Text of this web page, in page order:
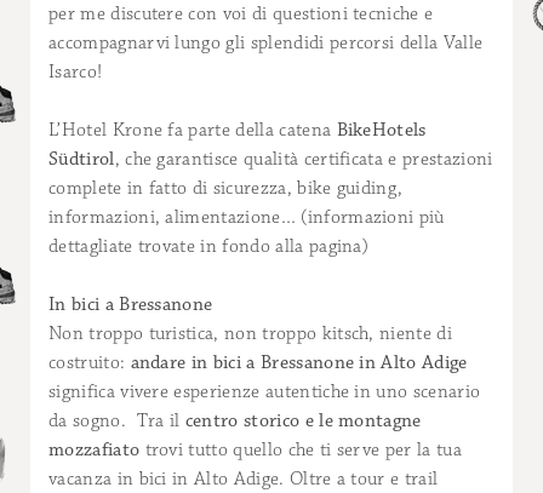
per me discutere con voi di questioni tecniche e
accompagnarvi lungo gli splendidi percorsi della Valle
Isarco!
L’Hotel Krone fa parte della catena BikeHotels
Südtirol, che garantisce qualità certificata e prestazioni
complete in fatto di sicurezza, bike guiding,
informazioni, alimentazione… (informazioni più
dettagliate trovate in fondo alla pagina)
In bici a Bressanone
Non troppo turistica, non troppo kitsch, niente di
costruito: andare in bici a Bressanone in Alto Adige
significa vivere esperienze autentiche in uno scenario
da sogno. Tra il centro storico e le montagne
mozzafiato trovi tutto quello che ti serve per la tua
vacanza in bici in Alto Adige. Oltre a tour e trail